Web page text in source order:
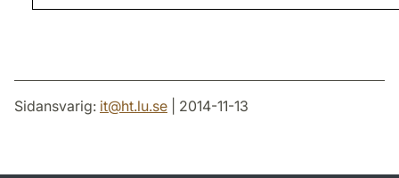
Sidansvarig: it@ht.lu.se | 2014-11-13